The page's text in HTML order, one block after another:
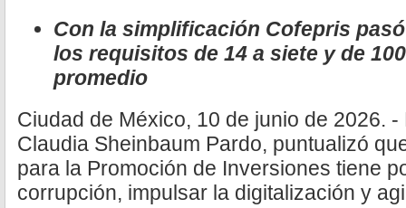
Con la simplificación Cofepris
los requisitos de 14 a siete y de
promedio
Ciudad de México, 10 de junio de 2026.
Claudia Sheinbaum Pardo, puntualizó
para la Promoción de Inversiones tiene
corrupción, impulsar la digitalización y